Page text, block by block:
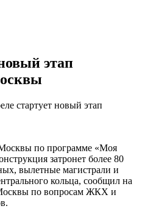
этап
стартует новый этап
по программе «Моя
затронет более 80
вылетные магистрали и
кольца, сообщил на
по вопросам ЖКХ и